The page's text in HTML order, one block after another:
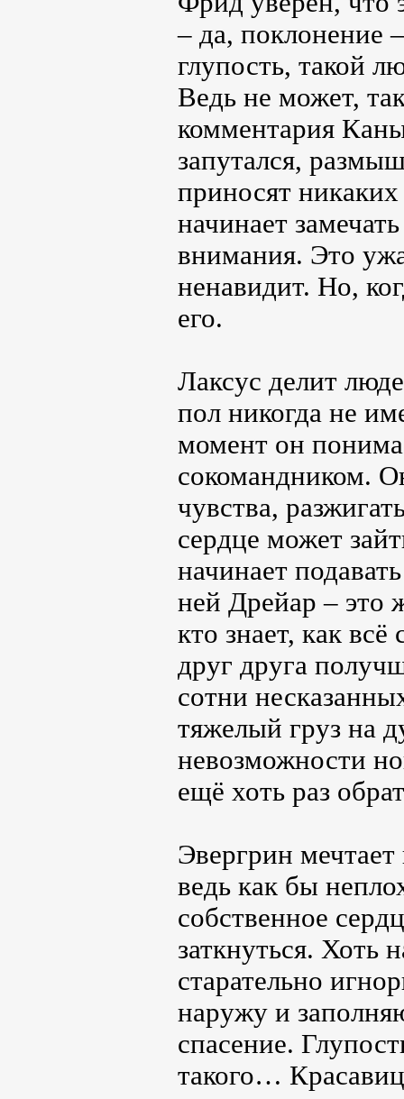
– да, поклонение
глупость, такой
Ведь не может,
комментария
запутался,
приносят
начинает
внимания. Это
ненавидит. Но,
его.
Лаксус делит
пол никогда не
момент он
сокомандником.
чувства,
сердце может
начинает
ней Дрейар – это
кто знает, как
друг друга
сотни
тяжелый груз на
невозможности
ещё хоть раз
Эвергрин
ведь как бы
собственное
заткнуться. Хоть
старательно
наружу и
спасение.
такого…